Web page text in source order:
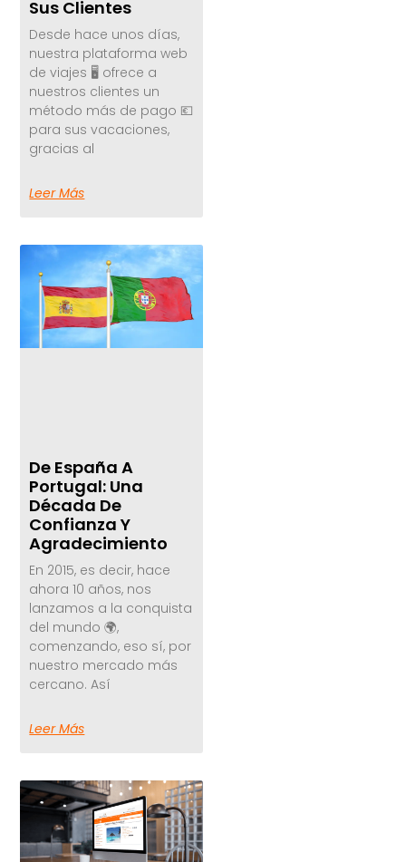
Sus Clientes
Desde hace unos días,
nuestra plataforma web
de viajes 🖥️ ofrece a
nuestros clientes un
método más de pago 💶
para sus vacaciones,
gracias al
Leer Más
De España A
Portugal: Una
Década De
Confianza Y
Agradecimiento
En 2015, es decir, hace
ahora 10 años, nos
lanzamos a la conquista
del mundo 🌍,
comenzando, eso sí, por
nuestro mercado más
cercano. Así
Leer Más